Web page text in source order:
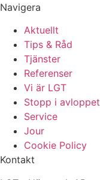
Navigera
Aktuellt
Tips & Råd
Tjänster
Referenser
Vi är LGT
Stopp i avloppet
Service
Jour
Cookie Policy
Kontakt